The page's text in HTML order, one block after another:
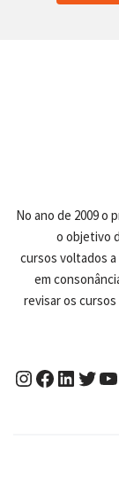
No ano de 2009 o
o objetivo
cursos voltados a
em
revisar os